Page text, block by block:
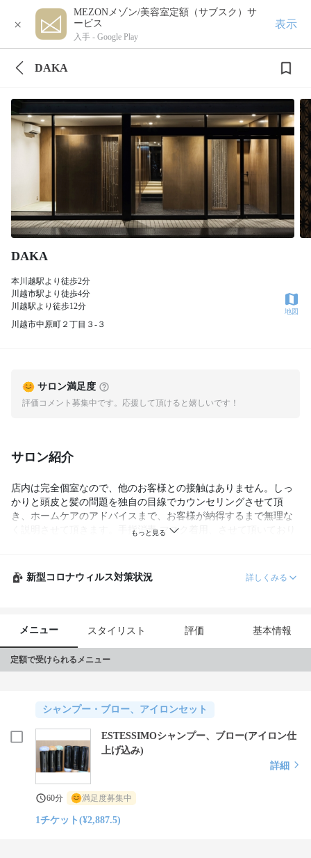
×
MEZONメゾン/美容室定額（サブスク）サ
ービス
入手 - Google Play
表示
DAKA
DAKA
本川越駅より徒歩2分
川越市駅より徒歩4分
川越駅より徒歩12分
川越市中原町２丁目３-３
地図
サロン満足度
評価コメント募集中です。応援して頂けると嬉しいです！
サロン紹介
店内は完全個室なので、他のお客様との接触はありません。しっ
かりと頭皮と髪の問題を独自の目線でカウンセリングさせて頂
き、ホームケアのアドバイスまで、お客様が納得するまで無理な
く説明させて頂きます。手指消毒.マスク着用、させて頂いており
新型コロナウィルス対策状況
詳しくみる
メニュー スタイリスト 評価 基本情報
定額で受けられるメニュー
シャンプー・ブロー、アイロンセット
ESTESSIMOシャンプー、ブロー(アイロン仕
上げ込み)
詳細
60分 満足度募集中
1チケット(¥2,887.5)